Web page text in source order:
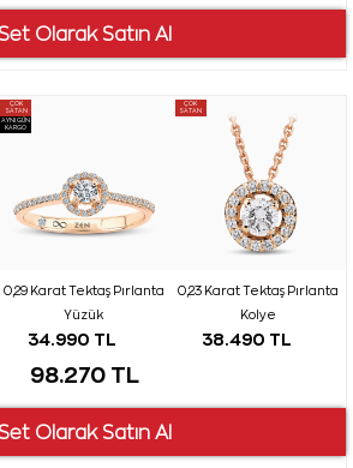
ÇOK
SATAN
AYNI GÜN
KARGO
0,29 Karat Tektaş Pırlanta
Yüzük
34.990 TL
ÇOK
SATAN
0,23 Karat Tektaş Pırlanta
Kolye
38.490 TL
98.270 TL